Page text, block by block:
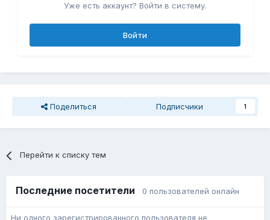
Уже есть аккаунт? Войти в систему.
Войти
Поделиться Подписчики 1
Перейти к списку тем
Последние посетители 0 пользователей онлайн
Ни одного зарегистрированного пользователя не